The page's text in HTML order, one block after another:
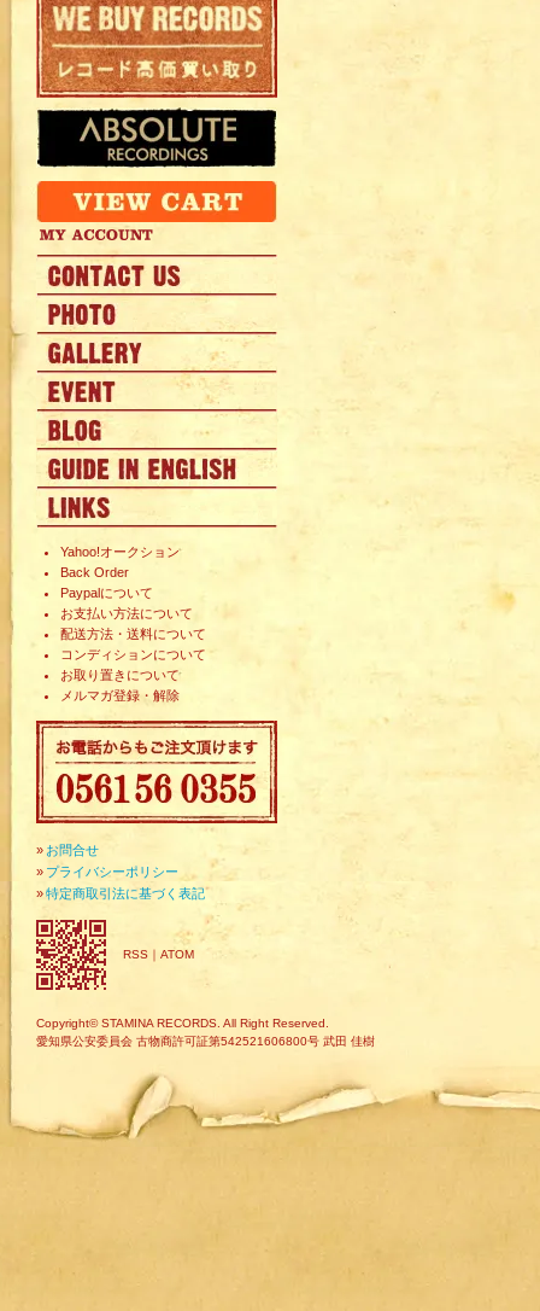
Yahoo!オークション
Back Order
Paypalについて
お支払い方法について
配送方法・送料について
コンディションについて
お取り置きについて
メルマガ登録・解除
» お問合せ
» プライバシーポリシー
»特定商取引法に基づく表記
RSS ｜ ATOM
Copyright© STAMINA RECORDS. All Right Reserved.
愛知県公安委員会 古物商許可証第542521606800号 武田 佳樹